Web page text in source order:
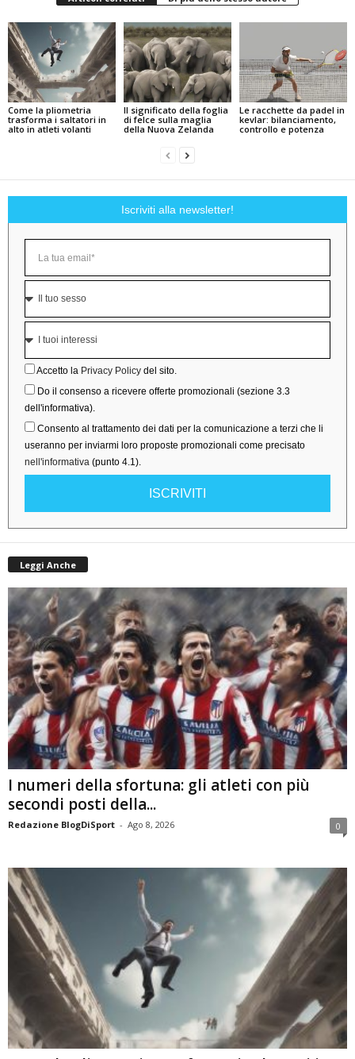
Come la pliometria
trasforma i saltatori in
alto in atleti volanti
Il significato della foglia
di felce sulla maglia
della Nuova Zelanda
Le racchette da padel in
kevlar: bilanciamento,
controllo e potenza
Iscriviti alla newsletter!
Accetto la Privacy Policy del sito.
Do il consenso a ricevere offerte promozionali (sezione 3.3
dell'informativa).
Consento al trattamento dei dati per la comunicazione a terzi che li
useranno per inviarmi loro proposte promozionali come precisato
nell'informativa (punto 4.1).
ISCRIVITI
Leggi Anche
I numeri della sfortuna: gli atleti con più
secondi posti della...
Redazione BlogDiSport - Ago 8, 2026 0